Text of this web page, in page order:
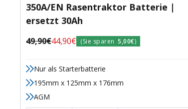
350A/EN Rasentraktor Batterie |
ersetzt 30Ah
Angebotspreis
44,90€
Regulärer
49,90€ (Sie sparen 5,00€)
Nur als Starterbatterie
195mm x 125mm x 176mm
AGM